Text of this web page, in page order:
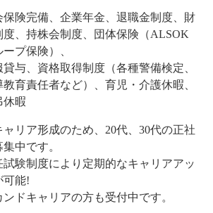
保険完備、企業年金、退職金制度、財
度、持株会制度、団体保険（ALSOK
ープ保険）、
貸与、資格取得制度（各種警備検定、
教育責任者など）、育児・介護休暇、
休暇
リア形成のため、20代、30代の正社
集中です。
試験制度により定期的なキャリアアッ
可能!
ンドキャリアの方も受付中です。